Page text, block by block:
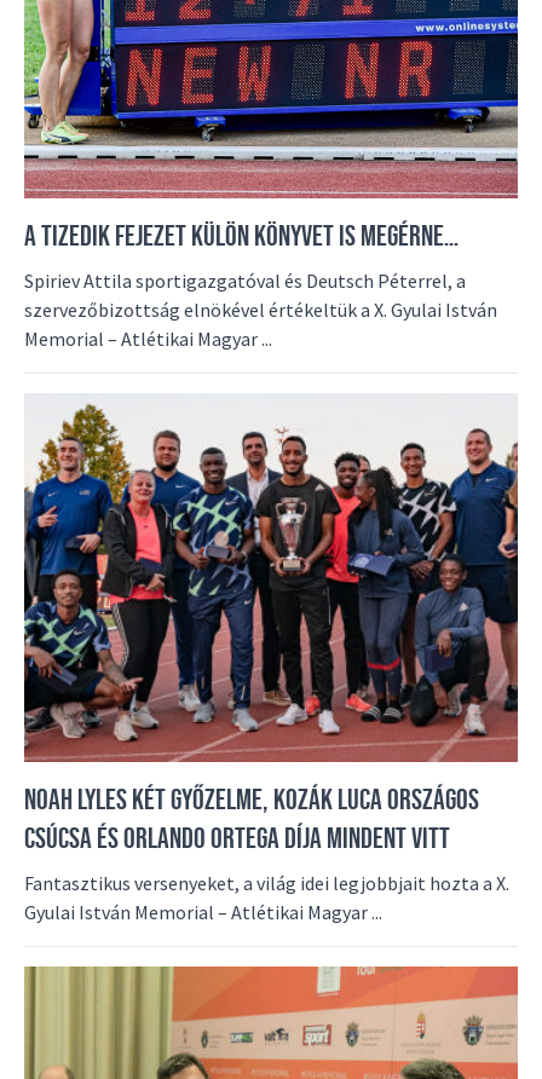
A TIZEDIK FEJEZET KÜLÖN KÖNYVET IS MEGÉRNE…
Spiriev Attila sportigazgatóval és Deutsch Péterrel, a
szervezőbizottság elnökével értékeltük a X. Gyulai István
Memorial – Atlétikai Magyar ...
NOAH LYLES KÉT GYŐZELME, KOZÁK LUCA ORSZÁGOS
CSÚCSA ÉS ORLANDO ORTEGA DÍJA MINDENT VITT
Fantasztikus versenyeket, a világ idei legjobbjait hozta a X.
Gyulai István Memorial – Atlétikai Magyar ...